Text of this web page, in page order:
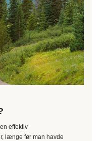
effektiv
længe før man havde